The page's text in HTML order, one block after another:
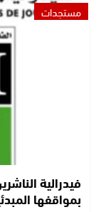
مستجدات
فيدرالية
بمواقفها